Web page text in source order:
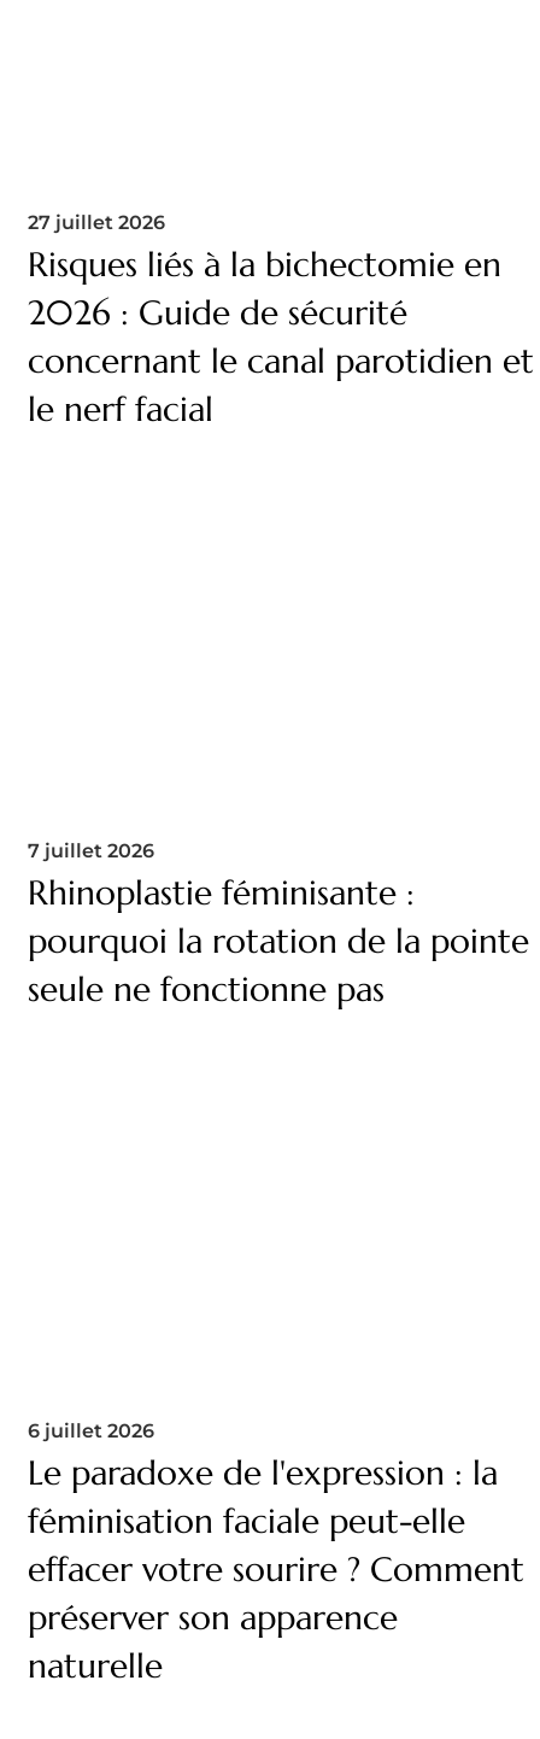
27 juillet 2026
Risques liés à la bichectomie en
2026 : Guide de sécurité
concernant le canal parotidien et
le nerf facial
7 juillet 2026
Rhinoplastie féminisante :
pourquoi la rotation de la pointe
seule ne fonctionne pas
6 juillet 2026
Le paradoxe de l'expression : la
féminisation faciale peut-elle
effacer votre sourire ? Comment
préserver son apparence
naturelle